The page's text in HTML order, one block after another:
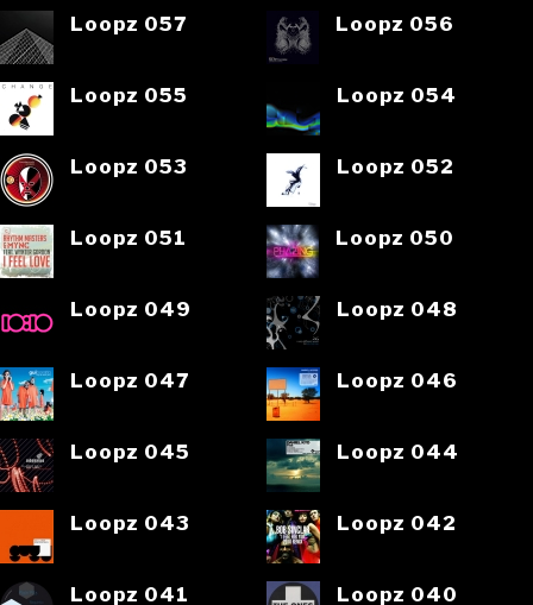
Loopz 057 Loopz 056
Loopz 055 Loopz 054
Loopz 053 Loopz 052
Loopz 051 Loopz 050
Loopz 049 Loopz 048
Loopz 047 Loopz 046
Loopz 045 Loopz 044
Loopz 043 Loopz 042
Loopz 041 Loopz 040